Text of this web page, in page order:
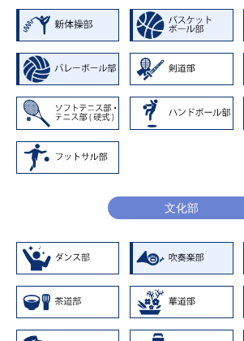
平成30年度全国高等学校総合体
ール競技大会
兼 高松宮記念賜杯第69回全日本
ドボール選手権大会奈良県予選出
30.4.15
～28
平成30年度第61回近畿高等学校ハ
兼 第69回奈良県高等学校ハンド
手権大会 出場
29.9.9
奈良県総合体育大会ハンドボール
Ｂブロック 第3位
29.5.28
ール競技大会県
高松宮記念賜杯 第68回全日本高
ボール選手権大会 奈良県予選出
第64回全日本高等学校ハンドボ
奈良県予選出場 2回戦敗退
平成25年度
第66回奈良県高等学校総合体育大
ハンドボール競技の部出場 Bブ
平成25年度
奈良県予選出場 第2位
第36回全国高等学校ハンドボール
場 予選リーグ敗退
平成24年度
第28回近畿私立高等学校女子ハン
予選リーグ敗退
文化部